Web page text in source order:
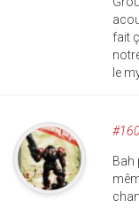
fait
le
Bah